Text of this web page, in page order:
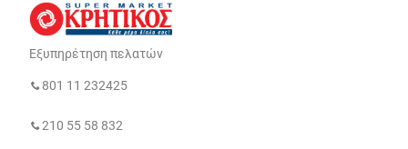
Εξυπηρέτηση πελατών
801 11 232425
210 55 58 832